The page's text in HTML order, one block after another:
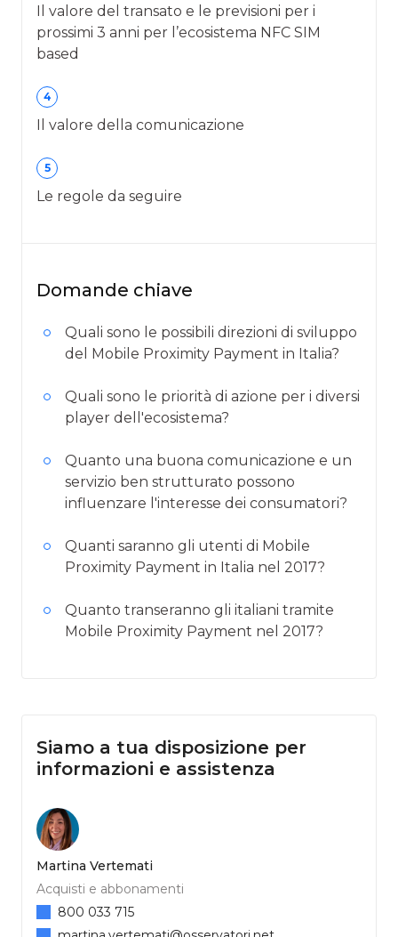
Il valore del transato e le previsioni per i
prossimi 3 anni per l’ecosistema NFC SIM
based
4
Il valore della comunicazione
5
Le regole da seguire
Domande chiave
Quali sono le possibili direzioni di sviluppo
del Mobile Proximity Payment in Italia?
Quali sono le priorità di azione per i diversi
player dell'ecosistema?
Quanto una buona comunicazione e un
servizio ben strutturato possono
influenzare l'interesse dei consumatori?
Quanti saranno gli utenti di Mobile
Proximity Payment in Italia nel 2017?
Quanto transeranno gli italiani tramite
Mobile Proximity Payment nel 2017?
Siamo a tua disposizione per
informazioni e assistenza
Martina Vertemati
Acquisti e abbonamenti
800 033 715